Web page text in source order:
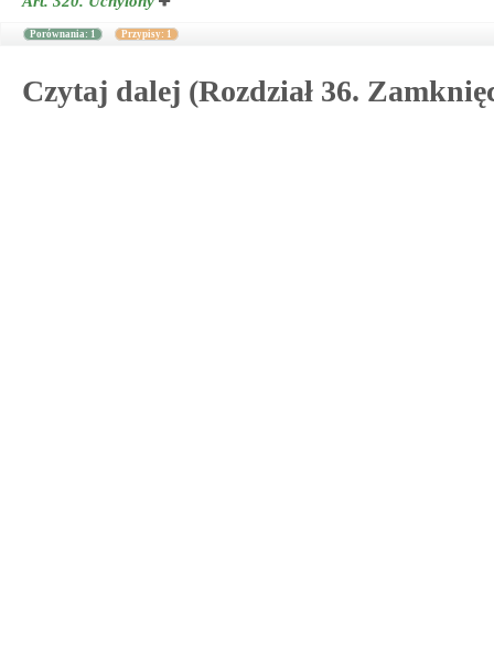
Porównania: 1 Przypisy: 1
Czytaj dalej (Rozdział 36.